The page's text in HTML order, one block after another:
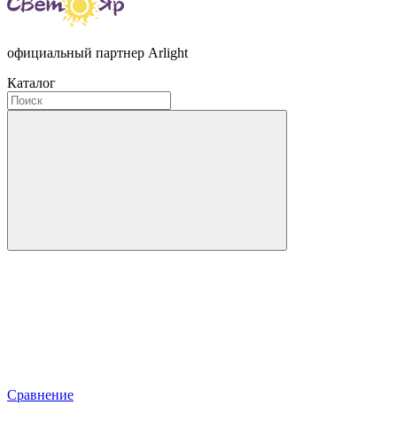
официальный партнер Arlight
Каталог
Сравнение